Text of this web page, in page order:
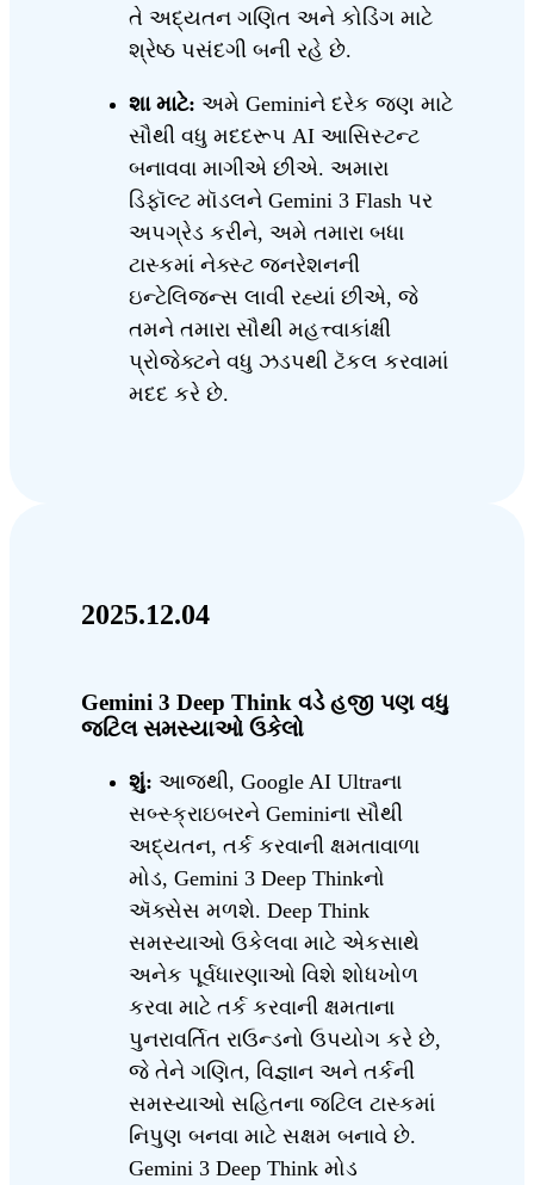
તે અદ્યતન ગણિત અને કોડિંગ માટે
શ્રેષ્ઠ પસંદગી બની રહે છે.
શા માટે: અમે Geminiને દરેક જણ માટે
સૌથી વધુ મદદરૂપ AI આસિસ્ટન્ટ
બનાવવા માગીએ છીએ. અમારા
ડિફૉલ્ટ મૉડલને Gemini 3 Flash પર
અપગ્રેડ કરીને, અમે તમારા બધા
ટાસ્કમાં નેક્સ્ટ જનરેશનની
ઇન્ટેલિજન્સ લાવી રહ્યાં છીએ, જે
તમને તમારા સૌથી મહત્ત્વાકાંક્ષી
પ્રોજેક્ટને વધુ ઝડપથી ટૅકલ કરવામાં
મદદ કરે છે.
2025.12.04
Gemini 3 Deep Think વડે હજી પણ વધુ
જટિલ સમસ્યાઓ ઉકેલો
શું: આજથી, Google AI Ultraના
સબ્સ્ક્રાઇબરને Geminiના સૌથી
અદ્યતન, તર્ક કરવાની ક્ષમતાવાળા
મોડ, Gemini 3 Deep Thinkનો
ઍક્સેસ મળશે. Deep Think
સમસ્યાઓ ઉકેલવા માટે એકસાથે
અનેક પૂર્વધારણાઓ વિશે શોધખોળ
કરવા માટે તર્ક કરવાની ક્ષમતાના
પુનરાવર્તિત રાઉન્ડનો ઉપયોગ કરે છે,
જે તેને ગણિત, વિજ્ઞાન અને તર્કની
સમસ્યાઓ સહિતના જટિલ ટાસ્કમાં
નિપુણ બનવા માટે સક્ષમ બનાવે છે.
Gemini 3 Deep Think મોડ